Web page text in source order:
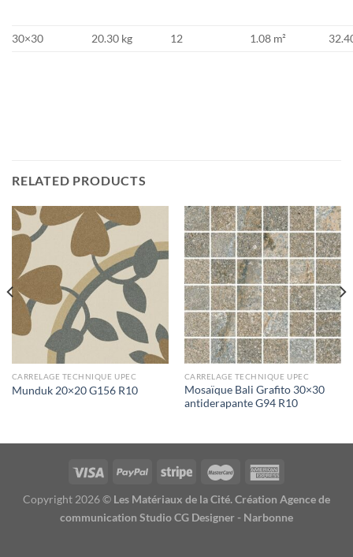
30×30 20.30 kg 12 1.08 m²
RELATED PRODUCTS
CARRELAGE TECHNIQUE UPEC
Munduk 20×20 G156 R10
CARRELAGE TECHNIQUE UPEC
Mosaïque Bali Grafito 30×30
antiderapante G94 R10
Copyright 2026 © Les Matériaux de la Cité. Création Agence de
communication Studio CG Designer - Narbonne